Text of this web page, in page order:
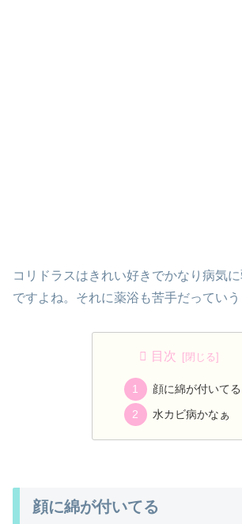
コリドラスはきれい好きでかなり病気
ですよね。それに薬浴も苦手だってい
目次
顔に綿が付いてる
水カビ病かなぁ
顔に綿が付いてる